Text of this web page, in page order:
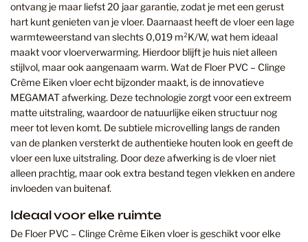
ontvang je maar liefst 20 jaar garantie, zodat je met een gerust
hart kunt genieten van je vloer. Daarnaast heeft de vloer een lage
warmteweerstand van slechts 0,019 m²K/W, wat hem ideaal
maakt voor vloerverwarming. Hierdoor blijft je huis niet alleen
stijlvol, maar ook aangenaam warm. Wat de Floer PVC – Clinge
Crème Eiken vloer echt bijzonder maakt, is de innovatieve
MEGAMAT afwerking. Deze technologie zorgt voor een extreem
matte uitstraling, waardoor de natuurlijke eiken structuur nog
meer tot leven komt. De subtiele microvelling langs de randen
van de planken versterkt de authentieke houten look en geeft de
vloer een luxe uitstraling. Door deze afwerking is de vloer niet
alleen prachtig, maar ook extra bestand tegen vlekken en andere
invloeden van buitenaf.
Ideaal voor elke ruimte
De Floer PVC – Clinge Crème Eiken vloer is geschikt voor elke